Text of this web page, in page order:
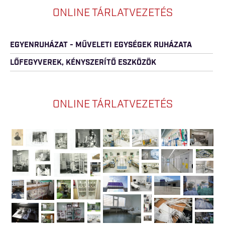
ONLINE TÁRLATVEZETÉS
EGYENRUHÁZAT - MŰVELETI EGYSÉGEK RUHÁZATA
LŐFEGYVEREK, KÉNYSZERÍTŐ ESZKÖZÖK
ONLINE TÁRLATVEZETÉS